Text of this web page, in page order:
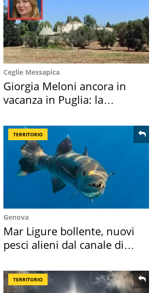
Ceglie Messapica
Giorgia Meloni ancora in
vacanza in Puglia: la
TERRITORIO
Genova
Mar Ligure bollente, nuovi
pesci alieni dal canale di
TERRITORIO